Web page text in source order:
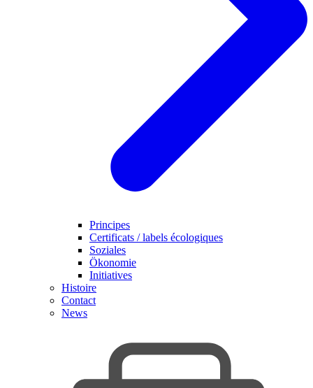
Principes
Certificats / labels écologiques
Soziales
Ökonomie
Initiatives
Histoire
Contact
News